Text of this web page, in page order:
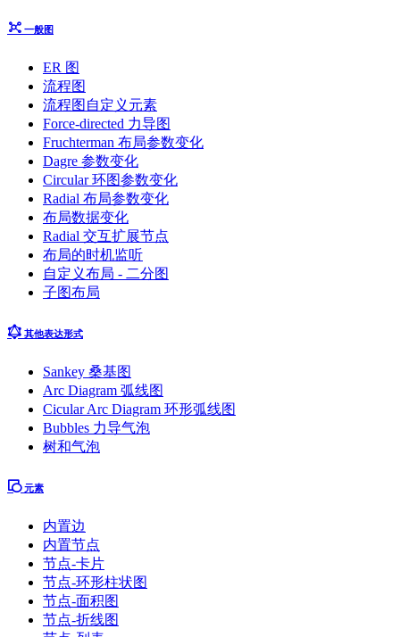
一般图
ER 图
流程图
流程图自定义元素
Force-directed 力导图
Fruchterman 布局参数变化
Dagre 参数变化
Circular 环图参数变化
Radial 布局参数变化
布局数据变化
Radial 交互扩展节点
布局的时机监听
自定义布局 - 二分图
子图布局
其他表达形式
Sankey 桑基图
Arc Diagram 弧线图
Cicular Arc Diagram 环形弧线图
Bubbles 力导气泡
树和气泡
元素
内置边
内置节点
节点-卡片
节点-环形柱状图
节点-面积图
节点-折线图